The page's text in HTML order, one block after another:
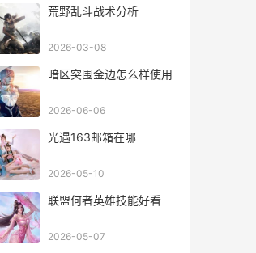
荒野乱斗战术分析
2026-03-08
暗区突围金边怎么样使用
2026-06-06
光遇163邮箱在哪
2026-05-10
联盟何者英雄技能好看
2026-05-07